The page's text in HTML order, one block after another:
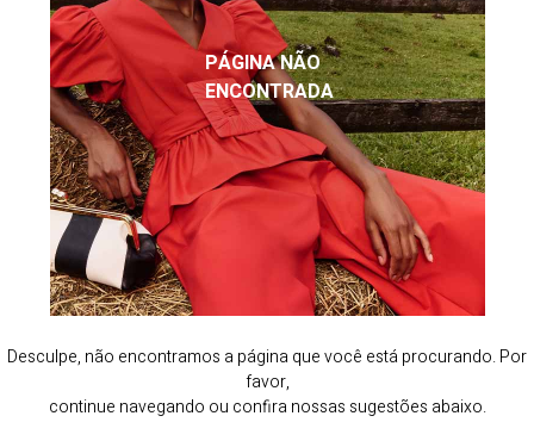
PÁGINA NÃO
ENCONTRADA
Desculpe, não encontramos a página que você está procurando. Por
favor,
continue navegando ou confira nossas sugestões abaixo.